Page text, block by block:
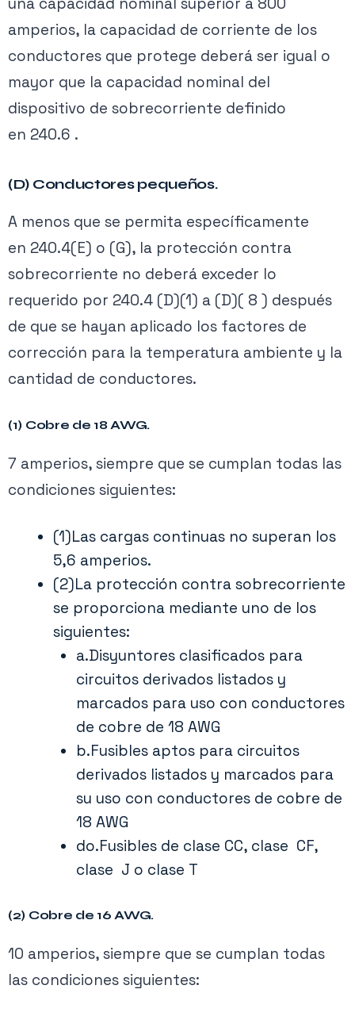
clasificación estándar del OCPD.
La capacidad de corriente permitida
del conductor no debe ser alterada.
El uso del OCPD más grande debe
estar justificado.
, la capacidad de corriente de un
conductor de cobre de 3 AWG a 75 °C, tipo
THWN, es de 100 amperios. Esto significa
que este conductor debería estar
protegido por un OCPD con una
clasificación no superior a 100 amperios, a
permita lo contrario.
Asimismo, un conductor de cobre THWN de
500 kcmil tiene una capacidad de corriente
310.16 . Este conductor puede suministrar
cargas que no excedan los 380 amperios.
Según la
Sección 240.4(B)
, este conductor
puede estar protegido por un OCPD de
hasta 400 amperios.
Aplicaciones Residenciales
Sección 310.12se aplica exclusivamente
a servicios residenciales monofásicos de
120/240 voltios y a conductores de
alimentación que suministran toda la carga
de la unidad de vivienda. Las cargas de
servicio y de alimentación permitidas para
estos conductores exceden las
especificados en laTabla 310.16.
Ver planes →
amperios, la capacidad de corriente de los
conductores que protege deberá ser igual o
mayor que la capacidad nominal del
dispositivo de sobrecorriente definido
en 240.6 .
(D) Conductores pequeños.
A menos que se permita específicamente
en 240.4(E) o (G), la protección contra
sobrecorriente no deberá exceder lo
requerido por 240.4 (D)(1) a (D)( 8 ) después
de que se hayan aplicado los factores de
corrección para la temperatura ambiente y la
cantidad de conductores.
(1) Cobre de 18 AWG.
7 amperios, siempre que se cumplan todas las
condiciones siguientes:
(1)Las cargas continuas no superan los
5,6 amperios.
(2)La protección contra sobrecorriente
se proporciona mediante uno de los
siguientes:
a.Disyuntores clasificados para
circuitos derivados listados y
marcados para uso con conductores
de cobre de 18 AWG
b.Fusibles aptos para circuitos
derivados listados y marcados para
su uso con conductores de cobre de
18 AWG
do.Fusibles de clase CC, clase CF,
clase J o clase T
(2) Cobre de 16 AWG.
10 amperios, siempre que se cumplan todas
las condiciones siguientes: